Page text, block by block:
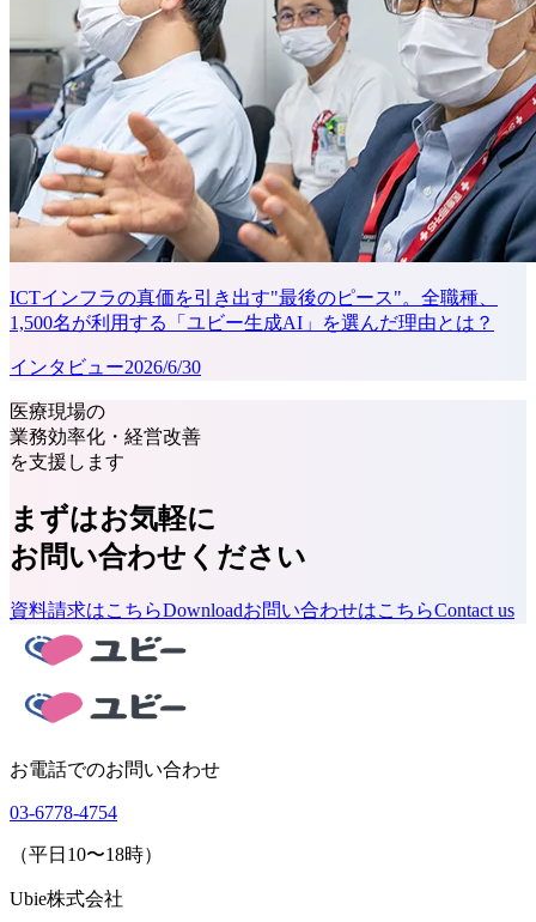
ICTインフラの真価を引き出す"最後のピース"。全職種、
1,500名が利用する「ユビー生成AI」を選んだ理由とは？
インタビュー2026/6/30
医療現場の
業務効率化・経営改善
を支援します
まずはお気軽に
お問い合わせください
資料請求はこちらDownloadお問い合わせはこちらContact us
お電話でのお問い合わせ
03-6778-4754
（平日10〜18時）
Ubie株式会社